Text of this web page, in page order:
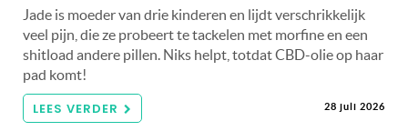
Jade is moeder van drie kinderen en lijdt verschrikkelijk
veel pijn, die ze probeert te tackelen met morfine en een
shitload andere pillen. Niks helpt, totdat CBD-olie op haar
pad komt!
LEES VERDER 28 juli 2026